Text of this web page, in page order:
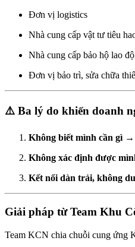
Đơn vị logistics
Nhà cung cấp vật tư tiêu
Nhà cung cấp bảo hộ lao
Đơn vị bảo trì, sửa chữa
⚠️ Ba lý do khiến doanh
Không biết mình cần gì →
Không xác định được
Kết nối dàn trải, không
Giải pháp từ Team Khu
Team KCN chia chuỗi cung ứng